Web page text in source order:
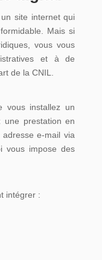
site internet qui
Mais si
vous vous
et à de
de la CNIL.
vous installez un
une prestation en
e-mail via
vous impose des
intégrer :